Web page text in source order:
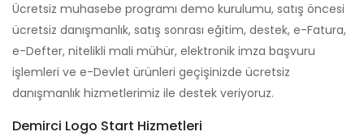
Ücretsiz muhasebe programı demo kurulumu, satış öncesi
ücretsiz danışmanlık, satış sonrası eğitim, destek, e-Fatura,
e-Defter, nitelikli mali mühür, elektronik imza başvuru
işlemleri ve e-Devlet ürünleri geçişinizde ücretsiz
danışmanlık hizmetlerimiz ile destek veriyoruz.
Demirci Logo Start Hizmetleri